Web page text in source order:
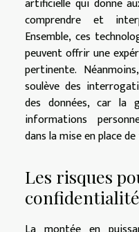
comprendre et
Ensemble, ces
peuvent offrir une
pertinente.
soulève des
des données, car la
informations
dans la mise en place
Les risques